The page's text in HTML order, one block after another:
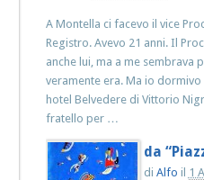
A Montella ci facevo il vice
Registro. Avevo 21 anni. Il
anche lui, ma a me sembrava
veramente era. Ma io dormivo
hotel Belvedere di Vittorio
fratello per …
da
di Alfo il 1